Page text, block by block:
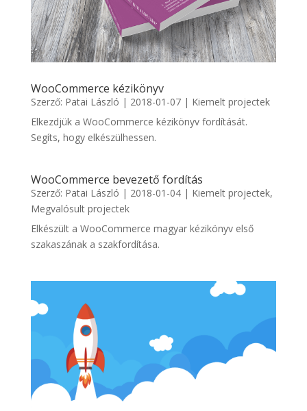
WooCommerce kézikönyv
Szerző: Patai László | 2018-01-07| Kiemelt projectek
Elkezdjük a WooCommerce kézikönyv fordítását.
Segíts, hogy elkészülhessen.
WooCommerce bevezető fordítás
Szerző: Patai László | 2018-01-04| Kiemelt projectek,
Megvalósult projectek
Elkészült a WooCommerce magyar kézikönyv első
szakaszának a szakfordítása.